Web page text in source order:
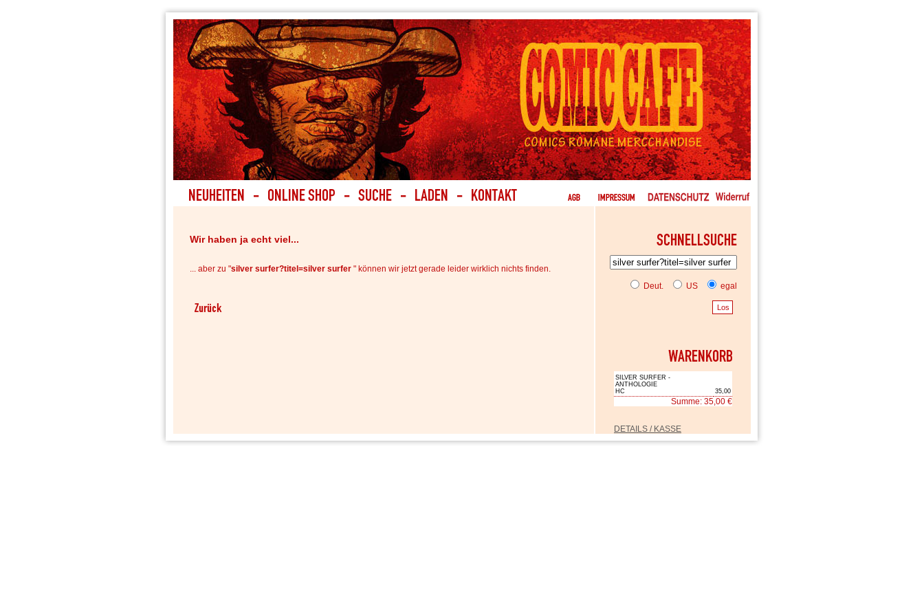
Wir haben ja echt viel...
... aber zu "silver surfer?titel=silver surfer " können wir jetzt gerade leider wirklich nichts finden.
Deut.
US egal
SILVER SURFER -
ANTHOLOGIE
HC
35,00
Summe: 35,00 €
DETAILS / KASSE